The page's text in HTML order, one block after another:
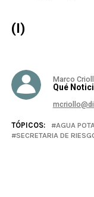
(I)
Marco
Qué
TÓPICOS: AGUA
SECRETARIA DE